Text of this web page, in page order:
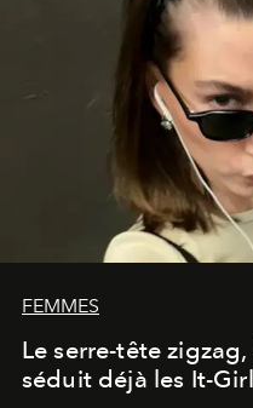
FEMMES
Le serre-tête
séduit déjà les It-